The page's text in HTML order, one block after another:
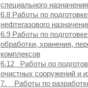
специального
6.8 Работы по
нефтегазового
6.9 Работы по
обработки, хранения,
комплексов
6.12 Работы по
очистных сооружений и
7. Работы по